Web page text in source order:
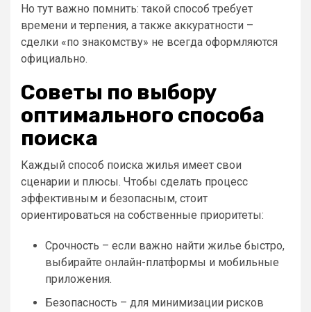
Но тут важно помнить: такой способ требует
времени и терпения, а также аккуратности –
сделки «по знакомству» не всегда оформляются
официально.
Советы по выбору
оптимального способа
поиска
Каждый способ поиска жилья имеет свои
сценарии и плюсы. Чтобы сделать процесс
эффективным и безопасным, стоит
ориентироваться на собственные приоритеты:
Срочность – если важно найти жилье быстро,
выбирайте онлайн-платформы и мобильные
приложения.
Безопасность – для минимизации рисков